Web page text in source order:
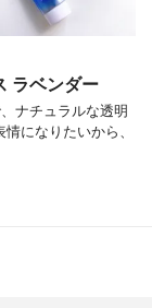
ラベンダー
ナチュラルな透明
になりたいから、